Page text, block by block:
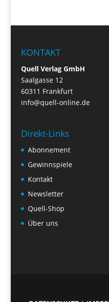
KONTAKT
Quell Verlag GmbH
Saalgasse 12
60311 Frankfurt
info@quell-online.de
Direkt-Links
Abonnement
Gewinnspiele
Kontakt
Newsletter
Quell-Shop
Über uns